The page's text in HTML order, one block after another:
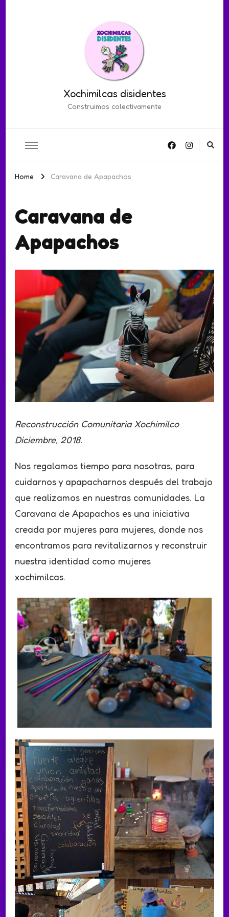
Xochimilcas disidentes
Construimos colectivamente
Home Caravana de Apapachos
Caravana de
Apapachos
Reconstrucción Comunitaria Xochimilco
Diciembre, 2018.
Nos regalamos tiempo para nosotras, para
cuidarnos y apapacharnos después del trabajo
que realizamos en nuestras comunidades. La
Caravana de Apapachos es una iniciativa
creada por mujeres para mujeres, donde nos
encontramos para revitalizarnos y reconstruir
nuestra identidad como mujeres
xochimilcas.